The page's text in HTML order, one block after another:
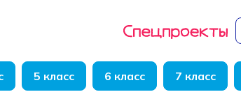
5 класс 6 класс 7 класс